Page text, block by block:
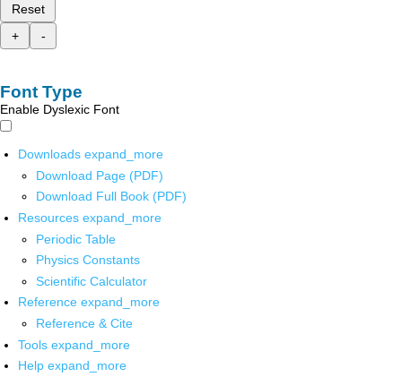
Reset
+
-
Font Type
Enable Dyslexic Font
Downloads expand_more
Download Page (PDF)
Download Full Book (PDF)
Resources expand_more
Periodic Table
Physics Constants
Scientific Calculator
Reference expand_more
Reference & Cite
Tools expand_more
Help expand_more